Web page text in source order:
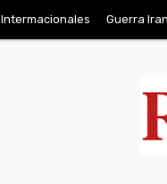
Intermacionales Guerra Iran